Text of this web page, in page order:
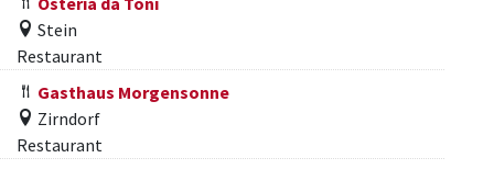
Stein
Restaurant
Gasthaus Morgensonne
Zirndorf
Restaurant